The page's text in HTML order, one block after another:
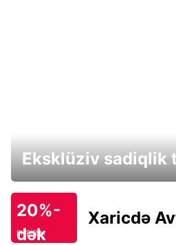
Eksklüziv sadiqlik
20%-
dək
ENDİRİM
Xaricdə